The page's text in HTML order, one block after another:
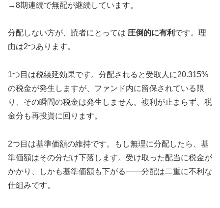
→8期連続で無配が継続しています。
分配しない方が、読者にとっては 圧倒的に有利 です。理
由は2つあります。
1つ目は税繰延効果です。分配されると受取人に20.315%
の税金が発生しますが、ファンド内に留保されている限
り、その瞬間の税金は発生しません。複利が止まらず、税
金分も再投資に回ります。
2つ目は基準価額の維持です。もし無理に分配したら、基
準価額はその分だけ下落します。受け取った配当に税金が
かかり、しかも基準価額も下がる——分配は二重に不利な
仕組みです。